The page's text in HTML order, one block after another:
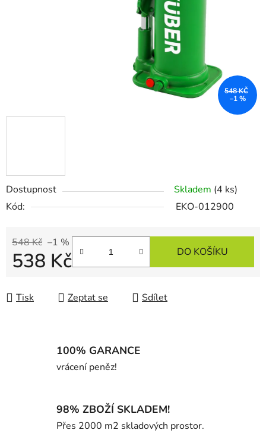
Dostupnost Skladem (4 ks)
Kód:
EKO-012900
548 Kč –1 %
538 Kč DO KOŠÍKU
Tisk Zeptat se Sdílet
548 KČ
–1 %
100% GARANCE
vrácení peněz!
98% ZBOŽÍ SKLADEM!
Přes 2000 m2 skladových prostor.